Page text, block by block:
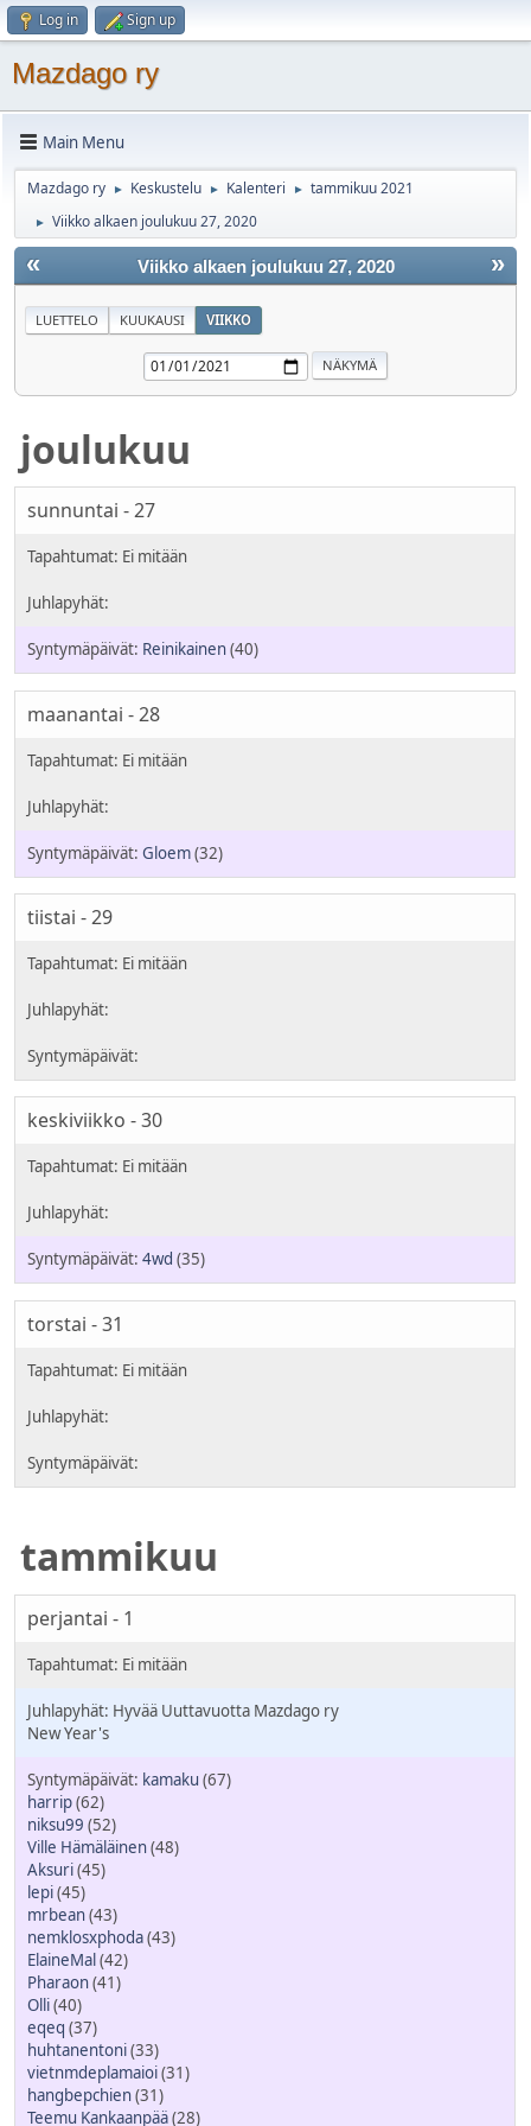
Log in Sign up
Mazdago ry
Main Menu
Mazdago ry ► Keskustelu ► Kalenteri ► tammikuu 2021
► Viikko alkaen joulukuu 27, 2020
« »
Viikko alkaen joulukuu 27, 2020
LUETTELO KUUKAUSI VIIKKO
joulukuu
sunnuntai - 27
Reinikainen(40)
maanantai - 28
Gloem(32)
tiistai - 29
keskiviikko - 30
4wd (35)
torstai - 31
tammikuu
perjantai - 1
Hyvää Uuttavuotta Mazdago ry
New Year's
kamaku (67)
harrip(62)
niksu99 (52)
Ville Hämäläinen(48)
Aksuri(45)
lepi(45)
mrbean(43)
nemklosxphoda(43)
ElaineMal(42)
Pharaon(41)
Olli(40)
eqeq (37)
huhtanentoni(33)
vietnmdeplamaioi(31)
hangbepchien(31)
Teemu Kankaanpää(28)